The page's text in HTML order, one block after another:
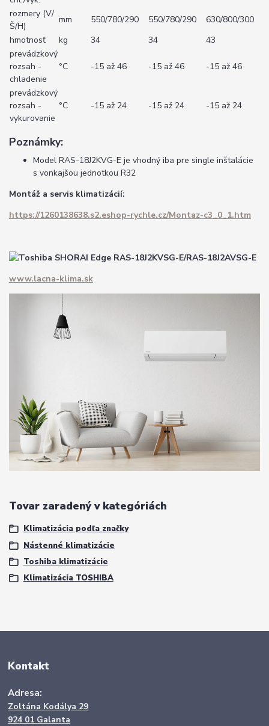
rozmery (V/
Š/H)
mm 550/780/290 550/780/290
630/800/300
hmotnosť
kg 34 34
43
prevádzkový
rozsah -
chladenie
°C -15 až 46 -15 až 46 -15 až 46
prevádzkový
rozsah -
vykurovanie
°C -15 až 24 -15 až 24 -15 až 24
Poznámky:
Model RAS-18J2KVG-E je vhodný iba pre single inštalácie
s vonkajšou jednotkou R32
Montáž a servis klimatizácií:
https://1260138638.s2.eshop-rychle.cz/Montaz-c3_0_1.htm
www.lacna-klima.sk
Tovar zaradený v kategóriách
Klimatizácia podľa značky
Nástenné klimatizácie
Toshiba klimatizácie
Klimatizácia TOSHIBA
Kontakt
Adresa:
Zoltána Kodálya 29
924 01 Galanta